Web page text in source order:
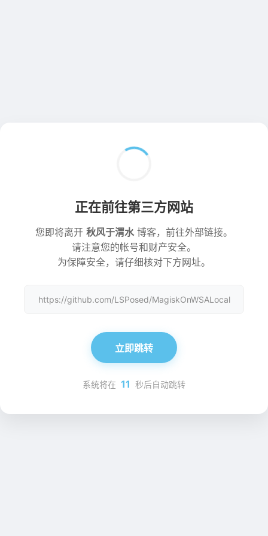
正在前往第三方网站
您即将离开 秋风于渭水博客，前往外部链接。
请注意您的帐号和财产安全。
为保障安全，请仔细核对下方网址。
https://github.com/LSPosed/MagiskOnWSALocal
立即跳转
系统将在 11 秒后自动跳转